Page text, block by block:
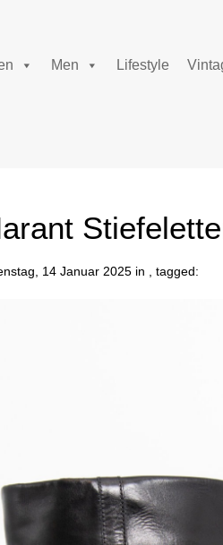
Men Lifestyle
14 Januar 2025 in , tagged: